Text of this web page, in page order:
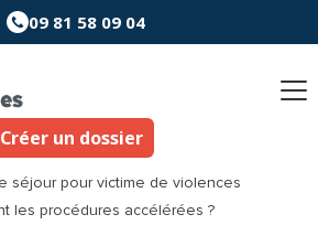
09 81 58 09 04
Créer un dossier
séjour pour victime de violences
les procédures accélérées ?